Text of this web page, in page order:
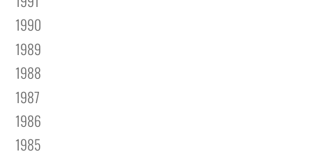
1990
1989
1988
1987
1986
1985